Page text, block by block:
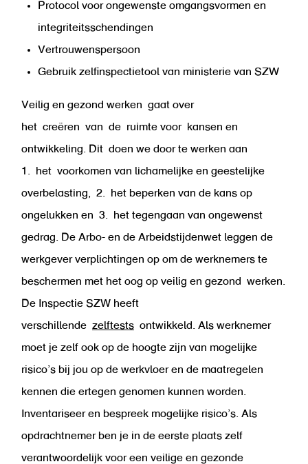
Protocol voor ongewenste omgangsvormen en
integriteitsschendingen
Vertrouwenspersoon
Gebruik zelfinspectietool van ministerie van SZW
Veilig en gezond werken gaat over
het creëren van de ruimte voor kansen en
ontwikkeling. Dit doen we door te werken aan
1. het voorkomen van lichamelijke en geestelijke
overbelasting, 2. het beperken van de kans op
ongelukken en 3. het tegengaan van ongewenst
gedrag. De Arbo- en de Arbeidstijdenwet leggen de
werkgever verplichtingen op om de werknemers te
beschermen met het oog op veilig en gezond werken.
De Inspectie SZW heeft
verschillende zelftests ontwikkeld. Als werknemer
moet je zelf ook op de hoogte zijn van mogelijke
risico’s bij jou op de werkvloer en de maatregelen
kennen die ertegen genomen kunnen worden.
Inventariseer en bespreek mogelijke risico’s. Als
opdrachtnemer ben je in de eerste plaats zelf
verantwoordelijk voor een veilige en gezonde